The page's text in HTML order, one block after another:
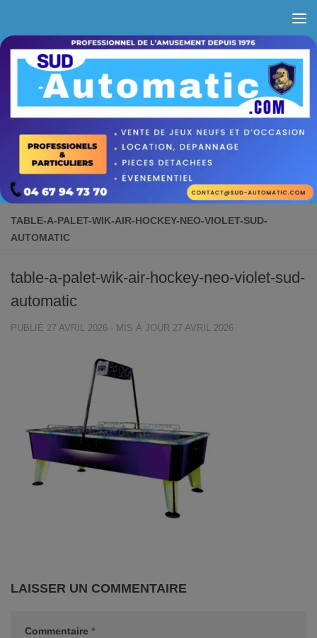
TABLE-A-PALET-WIK-AIR-HOCKEY-NEO-VIOLET-SUD-
AUTOMATIC
table-a-palet-wik-air-hockey-neo-violet-sud-
automatic
PUBLIÉ 27 AVRIL 2026 · MIS À JOUR 27 AVRIL 2026
LAISSER UN COMMENTAIRE
Commentaire *